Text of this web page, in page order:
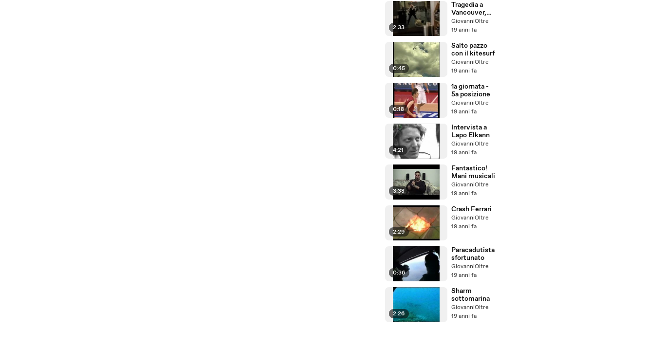
2:33
Tragedia a
Vancouver,
turista ucciso
GiovanniOltre
19 anni fa
0:45
Salto pazzo
con il kitesurf
GiovanniOltre
19 anni fa
0:18
1a giornata -
5a posizione
GiovanniOltre
19 anni fa
4:21
Intervista a
Lapo Elkann
GiovanniOltre
19 anni fa
3:38
Fantastico!
Mani musicali
GiovanniOltre
19 anni fa
2:29
Crash Ferrari
GiovanniOltre
19 anni fa
0:36
Paracadutista
sfortunato
GiovanniOltre
19 anni fa
2:26
Sharm
sottomarina
GiovanniOltre
19 anni fa